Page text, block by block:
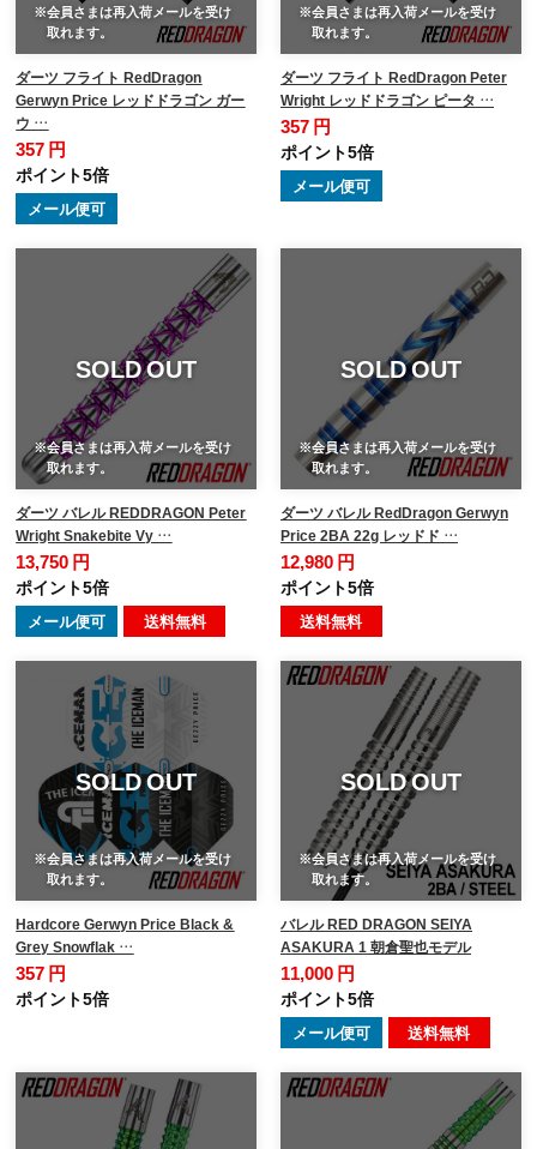
※会員さまは再入荷メールを受け
取れます。
ダーツ フライト RedDragon
Gerwyn Price レッドドラゴン ガー
ウ …
357 円
ポイント5倍
メール便可
※会員さまは再入荷メールを受け
取れます。
ダーツ フライト RedDragon Peter
Wright レッドドラゴン ピータ …
357 円
ポイント5倍
メール便可
SOLD OUT
※会員さまは再入荷メールを受け
取れます。
ダーツ バレル REDDRAGON Peter
Wright Snakebite Vy …
13,750 円
ポイント5倍
メール便可 送料無料
SOLD OUT
※会員さまは再入荷メールを受け
取れます。
ダーツ バレル RedDragon Gerwyn
Price 2BA 22g レッドド …
12,980 円
ポイント5倍
送料無料
SOLD OUT
※会員さまは再入荷メールを受け
取れます。
Hardcore Gerwyn Price Black &
Grey Snowflak …
357 円
ポイント5倍
SOLD OUT
※会員さまは再入荷メールを受け
取れます。
バレル RED DRAGON SEIYA
ASAKURA 1 朝倉聖也モデル
11,000 円
ポイント5倍
メール便可 送料無料